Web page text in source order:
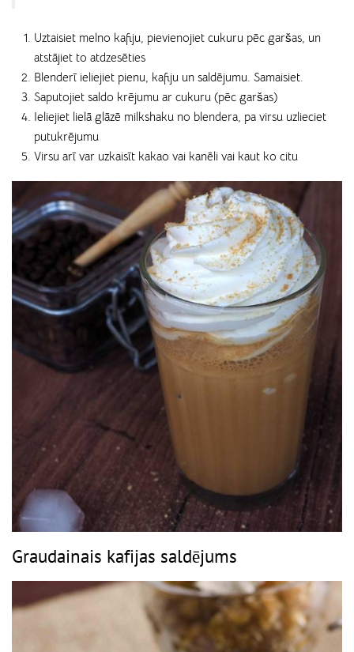
Uztaisiet melno kafiju, pievienojiet cukuru pēc garšas, un
atstājiet to atdzesēties
Blenderī ieliejiet pienu, kafiju un saldējumu. Samaisiet.
Saputojiet saldo krējumu ar cukuru (pēc garšas)
Ieliejiet lielā glāzē milkshaku no blendera, pa virsu uzlieciet
putukrējumu
Virsu arī var uzkaisīt kakao vai kanēli vai kaut ko citu
Graudainais kafijas saldējums